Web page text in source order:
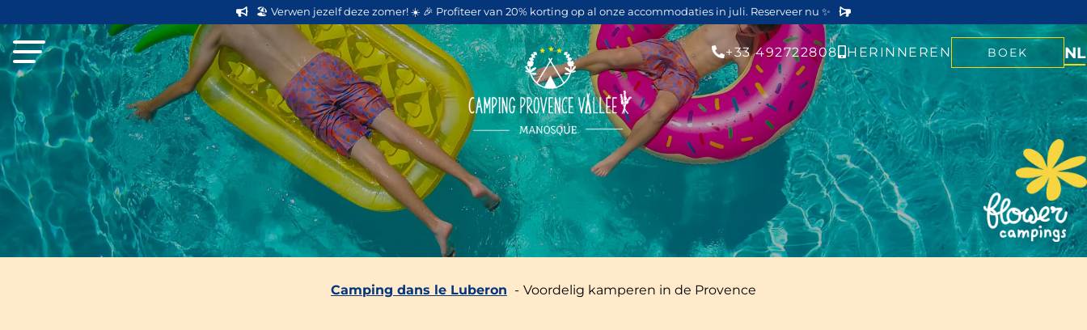
🏖️ Verwen jezelf deze zomer! ☀️ 🎉 Profiteer van 20% korting op al onze accommodaties in juli. Reserveer nu ✨
+33 492722808 HERINNEREN BOEK NL
Camping dans le Luberon Voordelig kamperen in de Provence